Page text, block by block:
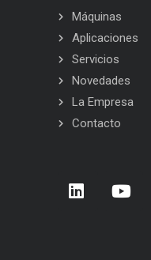
Máquinas
Aplicaciones
Servicios
Novedades
La Empresa
Contacto